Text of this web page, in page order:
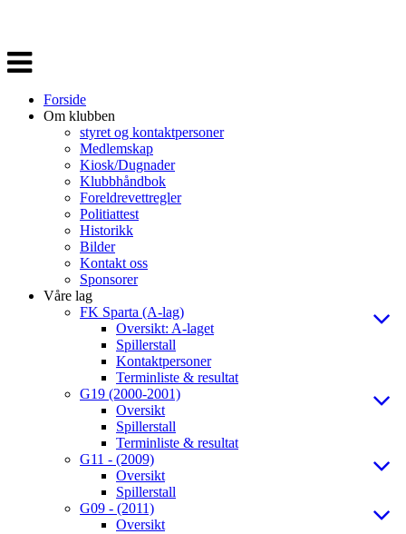
Veksle
navigasjon
Forside
Om klubben
styret og kontaktpersoner
Medlemskap
Kiosk/Dugnader
Klubbhåndbok
Foreldrevettregler
Politiattest
Historikk
Bilder
Kontakt oss
Sponsorer
Våre lag
FK Sparta (A-lag)
Oversikt: A-laget
Spillerstall
Kontaktpersoner
Terminliste & resultat
G19 (2000-2001)
Oversikt
Spillerstall
Terminliste & resultat
G11 - (2009)
Oversikt
Spillerstall
G09 - (2011)
Oversikt